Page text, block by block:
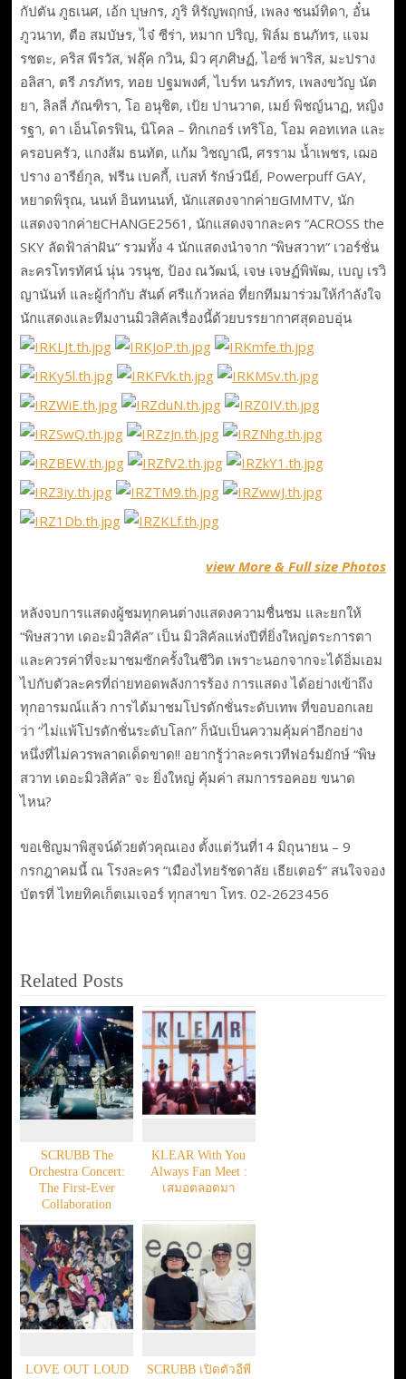
กัปตัน ภูธเนศ, เอ้ก บุษกร, ภูริ หิรัญพฤกษ์, เพลง ชนม์ทิดา, อั๋น
ภูวนาท, ตือ สมบัษร, ไจ๋ ซีร่า, หมาก ปริญ, ฟิล์ม ธนภัทร, แจม
รชตะ, คริส พีรวัส, ฟลุ๊ค กวิน, มิว ศุภศิษฏ์, ไอซ์ พาริส, มะปราง
อลิสา, ตรี ภรภัทร, ทอย ปฐมพงศ์, ไบร์ท นรภัทร, เพลงขวัญ นัต
ยา, ลิลลี่ ภัณฑิรา, โอ อนุชิต, เป้ย ปานวาด, เมย์ พิชญ์นาฏ, หญิง
รฐา, ดา เอ็นโดรฟิน, นิโคล – ทิกเกอร์ เทริโอ, โอม คอทเทล และ
ครอบครัว, แกงส้ม ธนทัต, แก้ม วิชญาณี, ศรราม น้ำเพชร, เฌอ
ปราง อารีย์กุล, ฟรีน เบคกี้, เบสท์ รักษ์วนีย์, Powerpuff GAY,
หยาดพิรุณ, นนท์ อินทนนท์, นักแสดงจากค่ายGMMTV, นัก
แสดงจากค่ายCHANGE2561, นักแสดงจากละคร “ACROSS the
SKY ลัดฟ้าล่าฝัน” รวมทั้ง 4 นักแสดงนำจาก “พิษสวาท” เวอร์ชั่น
ละครโทรทัศน์ นุ่น วรนุช, ป้อง ณวัฒน์, เจษ เจษฏ์พิพัฒ, เบญ เรวิ
ญานันท์ และผู้กำกับ สันต์ ศรีแก้วหล่อ ที่ยกทีมมาร่วมให้กำลังใจ
นักแสดงและทีมงานมิวสิคัลเรื่องนี้ด้วยบรรยากาศสุดอบอุ่น
view More & Full size Photos
หลังจบการแสดงผู้ชมทุกคนต่างแสดงความชื่นชม และยกให้
“พิษสวาท เดอะมิวสิคัล” เป็น มิวสิคัลแห่งปีที่ยิ่งใหญ่ตระการตา
และควรค่าที่จะมาชมซักครั้งในชีวิต เพราะนอกจากจะได้อิ่มเอม
ไปกับตัวละครที่ถ่ายทอดพลังการร้อง การแสดง ได้อย่างเข้าถึง
ทุกอารมณ์แล้ว การได้มาชมโปรดักชั่นระดับเทพ ที่ขอบอกเลย
ว่า “ไม่แพ้โปรดักชั่นระดับโลก” ก็นับเป็นความคุ้มค่าอีกอย่าง
หนึ่งที่ไม่ควรพลาดเด็ดขาด!! อยากรู้ว่าละครเวทีฟอร์มยักษ์ “พิษ
สวาท เดอะมิวสิคัล” จะ ยิ่งใหญ่ คุ้มค่า สมการรอคอย ขนาด
ไหน?
ขอเชิญมาพิสูจน์ด้วยตัวคุณเอง ตั้งแต่วันที่14 มิถุนายน – 9
กรกฎาคมนี้ ณ โรงละคร “เมืองไทยรัชดาลัย เธียเตอร์” สนใจจอง
บัตรที่ ไทยทิคเก็ตเมเจอร์ ทุกสาขา โทร. 02-2623456
Related Posts
SCRUBB The
Orchestra Concert:
The First-Ever
Collaboration
KLEAR With You
Always Fan Meet :
เสมอตลอดมา
LOVE OUT LOUD
SCRUBB เปิดตัวอีพี